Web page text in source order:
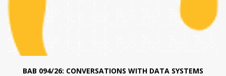
BAB 094/26: CONVERSATIONS WITH DATA SYSTEMS